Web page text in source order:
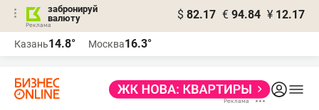
забронируй
валюту
$ 82.17 € 94.84 ¥ 12.17
Казань14.8° Москва16.3°